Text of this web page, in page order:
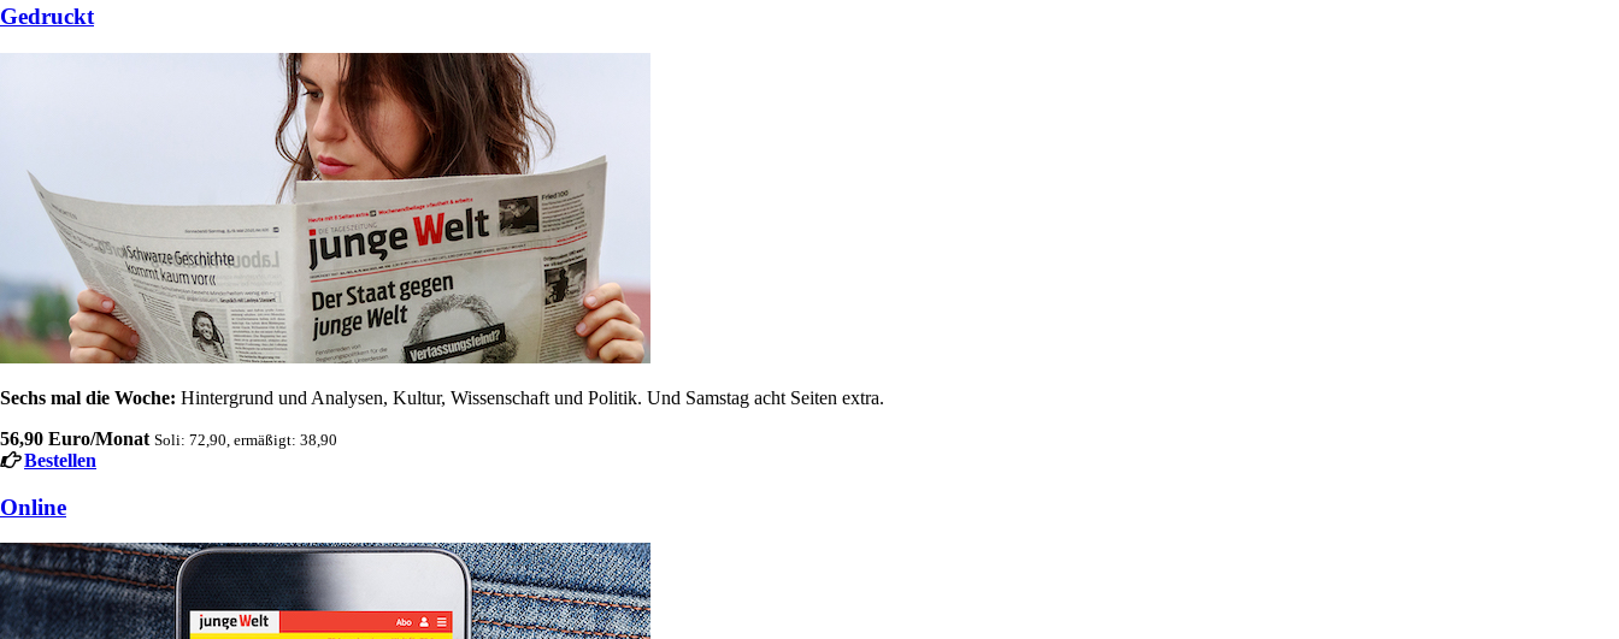
Gedruckt
Sechs mal die Woche: Hintergrund und Analysen, Kultur, Wissenschaft und Politik. Und Samstag acht Seiten extra.
56,90 Euro/Monat Soli: 72,90, ermäßigt: 38,90
Bestellen
Online